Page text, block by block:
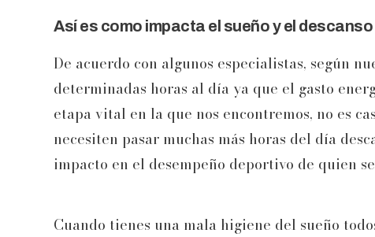
Así es como impacta el sueño y el descanso
De acuerdo con algunos especialistas, según
determinadas horas al día ya que el gasto
etapa vital en la que nos encontremos, no es
necesiten pasar muchas más horas del día
impacto en el desempeño deportivo de quien
Cuando tienes una mala higiene del sueño